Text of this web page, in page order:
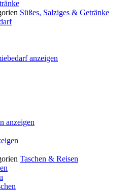
Süßes, Salziges & Getränke
anzeigen
anzeigen
Taschen & Reisen